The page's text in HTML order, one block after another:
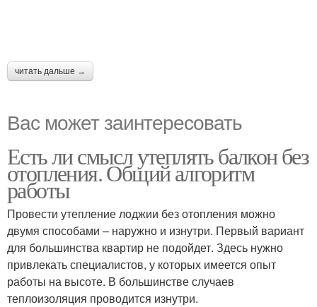
читать дальше →
Вас может заинтересовать
Есть ли смысл утеплять балкон без
отопления. Общий алгоритм
работы
Провести утепление лоджии без отопления можно
двумя способами – наружно и изнутри. Первый вариант
для большинства квартир не подойдет. Здесь нужно
привлекать специалистов, у которых имеется опыт
работы на высоте. В большинстве случаев
теплоизоляция проводится изнутри.